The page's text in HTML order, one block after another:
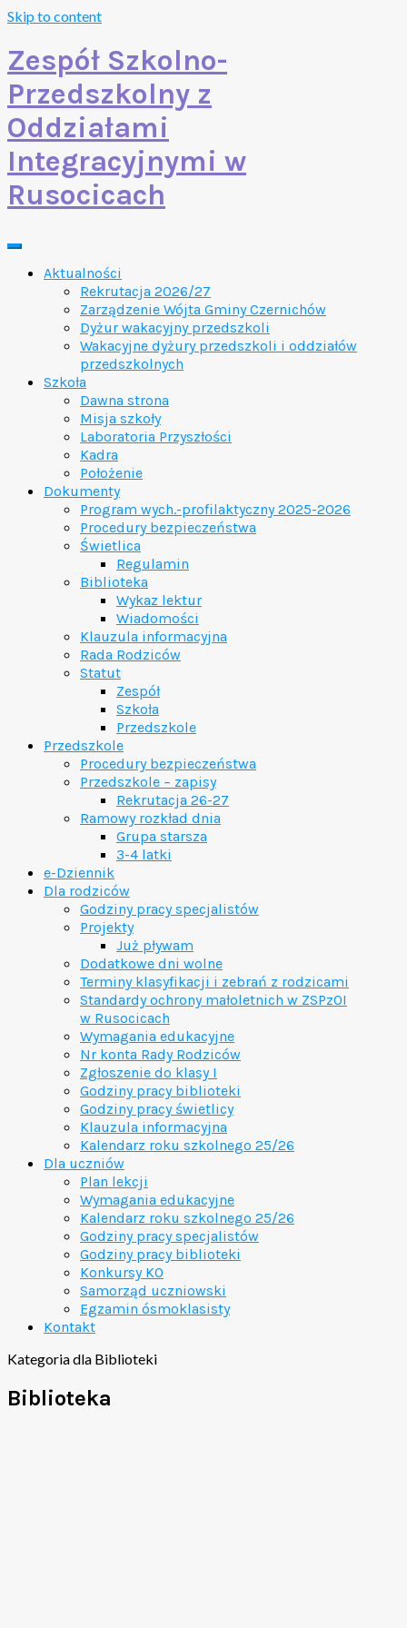
Skip to content
Zespół Szkolno-
Przedszkolny z
Oddziałami
Integracyjnymi w
Rusocicach
Aktualności
Rekrutacja 2026/27
Zarządzenie Wójta Gminy Czernichów
Dyżur wakacyjny przedszkoli
Wakacyjne dyżury przedszkoli i oddziałów
przedszkolnych
Szkoła
Dawna strona
Misja szkoły
Laboratoria Przyszłości
Kadra
Położenie
Dokumenty
Program wych.-profilaktyczny 2025-2026
Procedury bezpieczeństwa
Świetlica
Regulamin
Biblioteka
Wykaz lektur
Wiadomości
Klauzula informacyjna
Rada Rodziców
Statut
Zespół
Szkoła
Przedszkole
Przedszkole
Procedury bezpieczeństwa
Przedszkole – zapisy
Rekrutacja 26-27
Ramowy rozkład dnia
Grupa starsza
3-4 latki
e-Dziennik
Dla rodziców
Godziny pracy specjalistów
Projekty
Już pływam
Dodatkowe dni wolne
Terminy klasyfikacji i zebrań z rodzicami
Standardy ochrony małoletnich w ZSPzOI
w Rusocicach
Wymagania edukacyjne
Nr konta Rady Rodziców
Zgłoszenie do klasy I
Godziny pracy biblioteki
Godziny pracy świetlicy
Klauzula informacyjna
Kalendarz roku szkolnego 25/26
Dla uczniów
Plan lekcji
Wymagania edukacyjne
Kalendarz roku szkolnego 25/26
Godziny pracy specjalistów
Godziny pracy biblioteki
Konkursy KO
Samorząd uczniowski
Egzamin ósmoklasisty
Kontakt
Kategoria dla Biblioteki
Biblioteka